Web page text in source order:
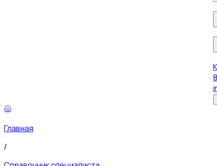
Главная
/